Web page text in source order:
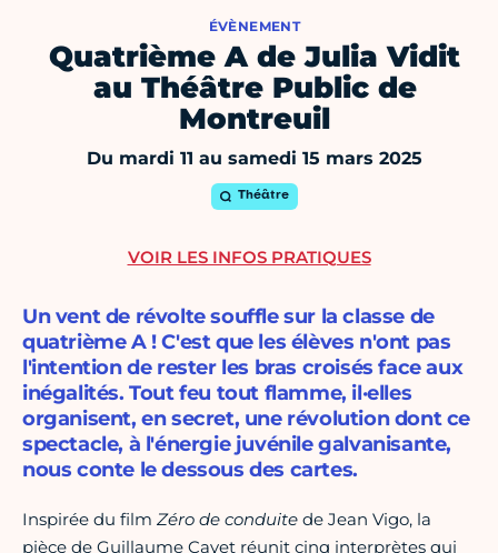
ÉVÈNEMENT
Quatrième A de Julia Vidit
au Théâtre Public de
Montreuil
Du mardi 11 au samedi 15 mars 2025
Théâtre
Un vent de révolte souffle sur la classe de
quatrième A ! C'est que les élèves n'ont pas
l'intention de rester les bras croisés face aux
inégalités. Tout feu tout flamme, il·elles
organisent, en secret, une révolution dont ce
spectacle, à l'énergie juvénile galvanisante,
nous conte le dessous des cartes.
Inspirée du film Zéro de conduite de Jean Vigo, la
pièce de Guillaume Cayet réunit cinq interprètes qui
VOIR LES INFOS PRATIQUES